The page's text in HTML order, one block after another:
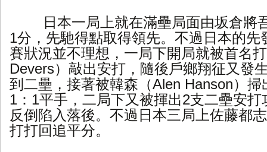
日本一局上就在滿壘局面由坂倉將
1分，先馳得點取得領先。不過日本的先
賽狀況並不理想，一局下開局就被首名
Devers）敲出安打，隨後戶鄉翔征又發
到二壘，接著被韓森（Alen Hanson）
1：1平手，二局下又被揮出2支二壘安
反倒陷入落後。不過日本三局上佐藤都
打打回追平分。